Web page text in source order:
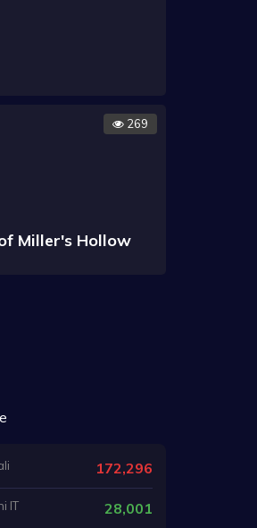
269
Miller's Hollow
172,296
IT 28,001